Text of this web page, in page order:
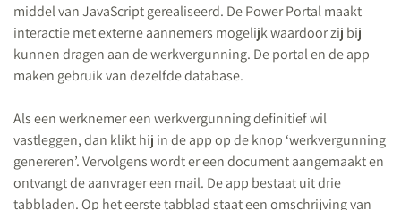
middel van JavaScript gerealiseerd. De Power Portal maakt
interactie met externe aannemers mogelijk waardoor zij bij
kunnen dragen aan de werkvergunning. De portal en de app
maken gebruik van dezelfde database.
Als een werknemer een werkvergunning definitief wil
vastleggen, dan klikt hij in de app op de knop ‘werkvergunning
genereren’. Vervolgens wordt er een document aangemaakt en
ontvangt de aanvrager een mail. De app bestaat uit drie
tabbladen. Op het eerste tabblad staat een omschrijving van